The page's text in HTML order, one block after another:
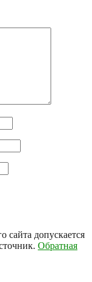
сайта допускается
Обратная